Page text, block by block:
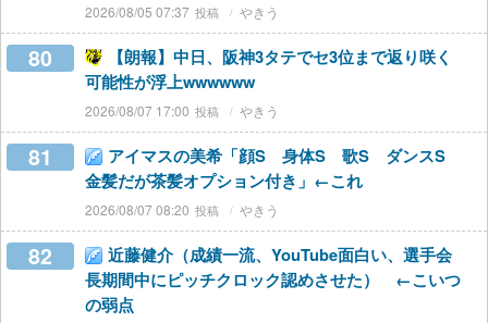
2026/08/05 07:37 やきう
80
【朗報】中日、阪神3タテでセ3位まで返り咲く
可能性が浮上wwwwww
2026/08/07 17:00 やきう
81
アイマスの美希「顔S 身体S 歌S ダンスS
金髪だが茶髪オプション付き」←これ
2026/08/07 08:20 やきう
82
近藤健介（成績一流、YouTube面白い、選手会
長期間中にピッチクロック認めさせた） ←こいつ
の弱点